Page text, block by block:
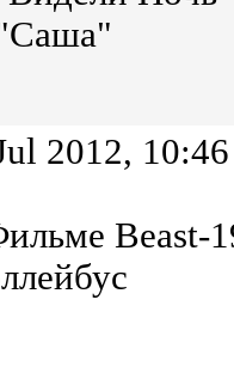
2012, 10:46
Beast-